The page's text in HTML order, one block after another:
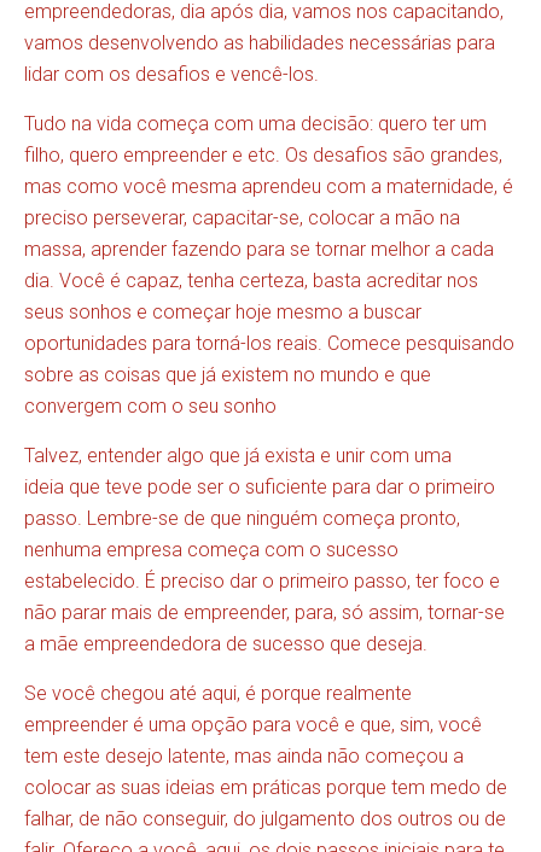
empreendedoras, dia após dia, vamos nos capacitando,
vamos desenvolvendo as habilidades necessárias para
lidar com os desafios e vencê-los.
Tudo na vida começa com uma decisão: quero ter um
filho, quero empreender e etc. Os desafios são grandes,
mas como você mesma aprendeu com a maternidade, é
preciso perseverar, capacitar-se, colocar a mão na
massa, aprender fazendo para se tornar melhor a cada
dia. Você é capaz, tenha certeza, basta acreditar nos
seus sonhos e começar hoje mesmo a buscar
oportunidades para torná-los reais. Comece pesquisando
sobre as coisas que já existem no mundo e que
convergem com o seu sonho
Talvez, entender algo que já exista e unir com uma
ideia que teve pode ser o suficiente para dar o primeiro
passo. Lembre-se de que ninguém começa pronto,
nenhuma empresa começa com o sucesso
estabelecido. É preciso dar o primeiro passo, ter foco e
não parar mais de empreender, para, só assim, tornar-se
a mãe empreendedora de sucesso que deseja.
Se você chegou até aqui, é porque realmente
empreender é uma opção para você e que, sim, você
tem este desejo latente, mas ainda não começou a
colocar as suas ideias em práticas porque tem medo de
falhar, de não conseguir, do julgamento dos outros ou de